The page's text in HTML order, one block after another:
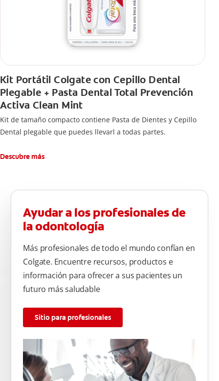
Kit Portátil Colgate con Cepillo Dental
Plegable + Pasta Dental Total Prevención
Activa Clean Mint
Kit de tamaño compacto contiene Pasta de Dientes y Cepillo
Dental plegable que puedes llevarl a todas partes.
Descubre más
Ayudar a los profesionales de
la odontología
Más profesionales de todo el mundo confían en
Colgate. Encuentre recursos, productos e
información para ofrecer a sus pacientes un
futuro más saludable
Sitio para profesionales